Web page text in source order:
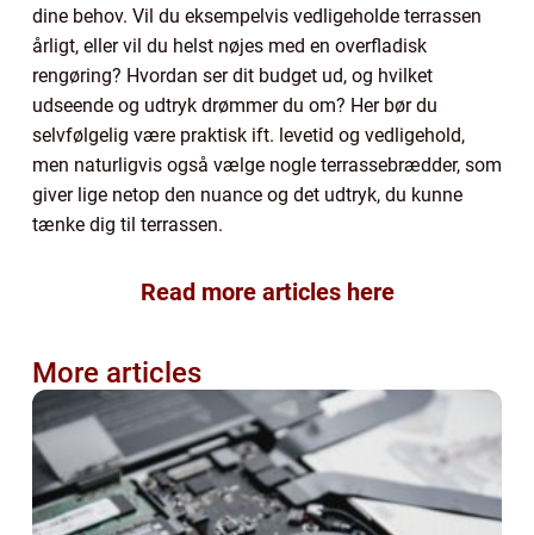
dine behov. Vil du eksempelvis vedligeholde terrassen
årligt, eller vil du helst nøjes med en overfladisk
rengøring? Hvordan ser dit budget ud, og hvilket
udseende og udtryk drømmer du om? Her bør du
selvfølgelig være praktisk ift. levetid og vedligehold,
men naturligvis også vælge nogle terrassebrædder, som
giver lige netop den nuance og det udtryk, du kunne
tænke dig til terrassen.
Read more articles here
More articles